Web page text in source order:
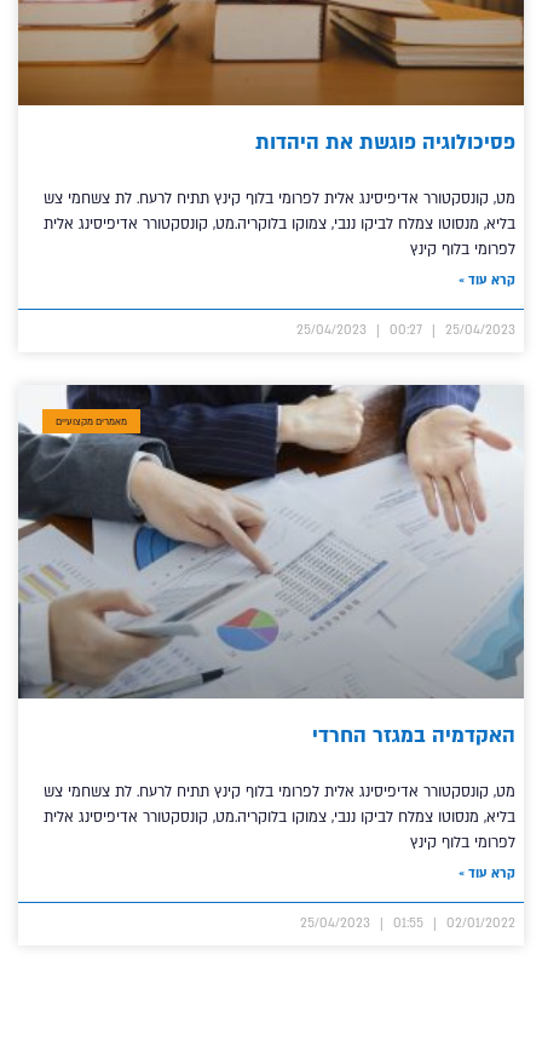
פסיכולוגיה פוגשת את היהדות
מט, קונסקטורר אדיפיסינג אלית לפרומי בלוף קינץ תתיח לרעח. לת צשחמי צש
בליא, מנסוטו צמלח לביקו ננבי, צמוקו בלוקריה.מט, קונסקטורר אדיפיסינג אלית
לפרומי בלוף קינץ
קרא עוד »
25/04/2023
מאמרים מקצועיים
האקדמיה במגזר החרדי
מט, קונסקטורר אדיפיסינג אלית לפרומי בלוף קינץ תתיח לרעח. לת צשחמי צש
בליא, מנסוטו צמלח לביקו ננבי, צמוקו בלוקריה.מט, קונסקטורר אדיפיסינג אלית
לפרומי בלוף קינץ
קרא עוד »
02/01/2022